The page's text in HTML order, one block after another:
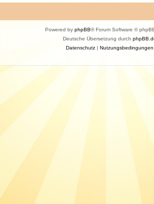
Powered by phpBB® Forum Software ©
Deutsche Übersetzung durch
Datenschutz| Nutzungsbedingungen